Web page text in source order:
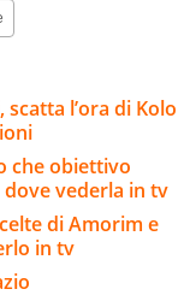
l’ora di Kolo
che obiettivo
dove vederla in tv
di Amorim e
in tv